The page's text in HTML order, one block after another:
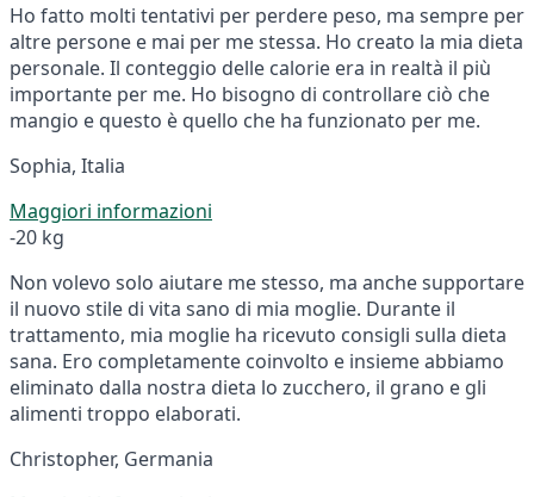
Ho fatto molti tentativi per perdere peso, ma sempre per
altre persone e mai per me stessa. Ho creato la mia dieta
personale. Il conteggio delle calorie era in realtà il più
importante per me. Ho bisogno di controllare ciò che
mangio e questo è quello che ha funzionato per me.
Sophia, Italia
Maggiori informazioni
-20 kg
Non volevo solo aiutare me stesso, ma anche supportare
il nuovo stile di vita sano di mia moglie. Durante il
trattamento, mia moglie ha ricevuto consigli sulla dieta
sana. Ero completamente coinvolto e insieme abbiamo
eliminato dalla nostra dieta lo zucchero, il grano e gli
alimenti troppo elaborati.
Christopher, Germania